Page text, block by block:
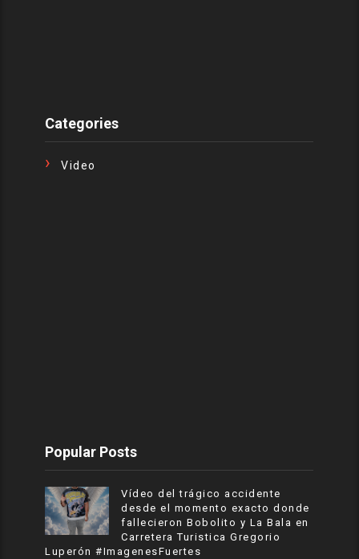
Categories
Video
Popular Posts
Vídeo del trágico accidente
desde el momento exacto donde
fallecieron Bobolito y La Bala en
Carretera Turistica Gregorio
Luperón #ImagenesFuertes